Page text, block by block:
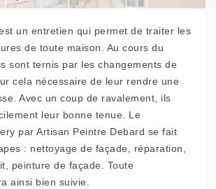
un entretien qui permet de traiter les
de toute maison. Au cours du
sont ternis par les changements de
cela nécessaire de leur rendre une
Avec un coup de ravalement, ils
leur bonne tenue. Le
par Artisan Peintre Debard se fait
: nettoyage de façade, réparation,
peinture de façade. Toute
ainsi bien suivie.